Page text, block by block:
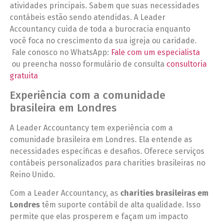
atividades principais. Sabem que suas necessidades
contábeis estão sendo atendidas. A Leader
Accountancy cuida de toda a burocracia enquanto
você foca no crescimento da sua igreja ou caridade.
Fale conosco no WhatsApp: Fale com um especialista
ou preencha nosso formulário de consulta consultoria
gratuita
Experiência com a comunidade
brasileira em Londres
A Leader Accountancy tem experiência com a
comunidade brasileira em Londres. Ela entende as
necessidades específicas e desafios. Oferece serviços
contábeis personalizados para charities brasileiras no
Reino Unido.
Com a Leader Accountancy, as charities brasileiras em
Londres têm suporte contábil de alta qualidade. Isso
permite que elas prosperem e façam um impacto